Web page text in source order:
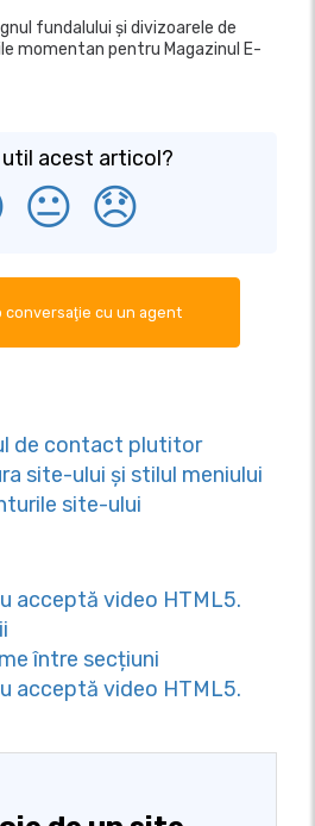
fundalului și divizoarele de
momentan pentru Magazinul E-
acest articol?
😐 😞
cu un agent
de contact plutitor
site-ului și stilul meniului
site-ului
acceptă video HTML5.
între secțiuni
acceptă video HTML5.